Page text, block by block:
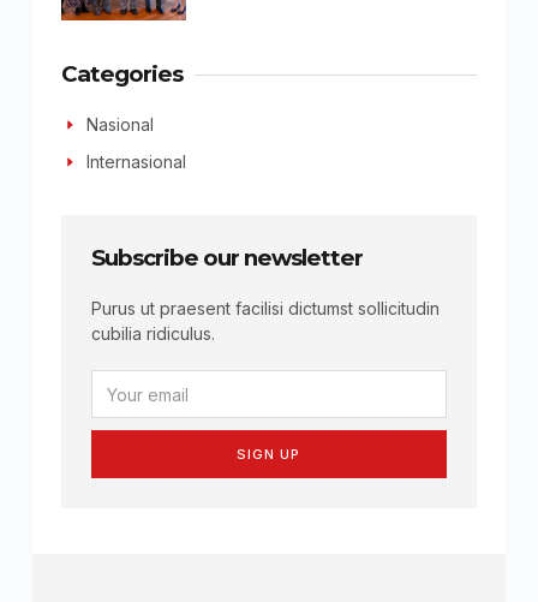
Categories
Nasional
Internasional
Subscribe our newsletter
Purus ut praesent facilisi dictumst sollicitudin
cubilia ridiculus.
SIGN UP